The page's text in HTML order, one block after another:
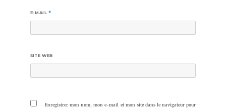
E-MAIL*
SITE WEB
Enregistrer mon nom, mon e-mail et mon site dans le navigateur pour